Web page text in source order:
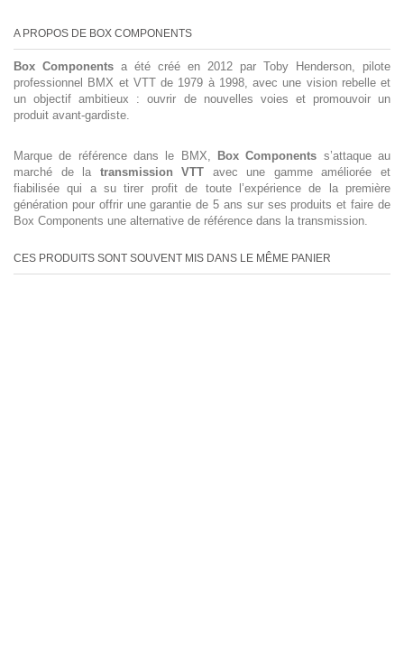
A PROPOS DE BOX COMPONENTS
Box Components a été créé en 2012 par Toby Henderson, pilote
professionnel BMX et VTT de 1979 à 1998, avec une vision rebelle et
un objectif ambitieux : ouvrir de nouvelles voies et promouvoir un
produit avant-gardiste.
Marque de référence dans le BMX, Box Components s’attaque au
marché de la transmission VTT avec une gamme améliorée et
fiabilisée qui a su tirer profit de toute l’expérience de la première
génération pour offrir une garantie de 5 ans sur ses produits et faire de
Box Components une alternative de référence dans la transmission.
CES PRODUITS SONT SOUVENT MIS DANS LE MÊME PANIER